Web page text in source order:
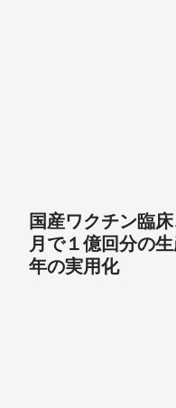
国産ワクチン臨
月で１億回分の
年の実用化